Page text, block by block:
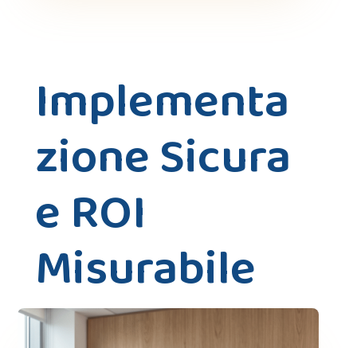
Implementa
zione Sicura
e ROI
Misurabile